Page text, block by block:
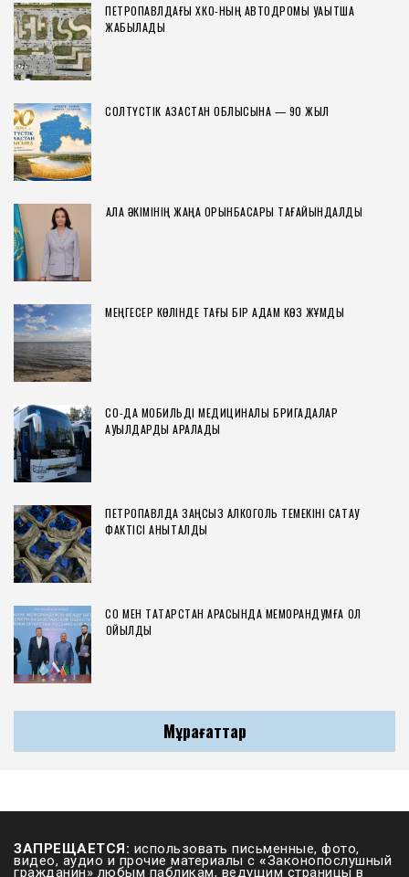
ПЕТРОПАВЛДАҒЫ ХҚКО-НЫҢ АВТОДРОМЫ УАҚЫТША
ЖАБЫЛАДЫ
СОЛТҮСТІК ҚАЗАҚСТАН ОБЛЫСЫНА — 90 ЖЫЛ
ҚАЛА ӘКІМІНІҢ ЖАҢА ОРЫНБАСАРЫ ТАҒАЙЫНДАЛДЫ
МЕҢГЕСЕР КӨЛІНДЕ ТАҒЫ БІР АДАМ КӨЗ ЖҰМДЫ
СҚО-ДА МОБИЛЬДІ МЕДИЦИНАЛЫҚ БРИГАДАЛАР
АУЫЛДАРДЫ АРАЛАДЫ
ПЕТРОПАВЛДА ЗАҢСЫЗ АЛКОГОЛЬ ТЕМЕКІНІ САҚТАУ
ФАКТІСІ АНЫҚТАЛДЫ
СҚО МЕН ТАТАРСТАН АРАСЫНДА МЕМОРАНДУМҒА ҚОЛ
ҚОЙЫЛДЫ
Мұрағаттар
ЗАПРЕЩАЕТСЯ: использовать письменные, фото,
видео, аудио и прочие материалы с «Законопослушный
гражданин» любым пабликам, ведущим страницы в